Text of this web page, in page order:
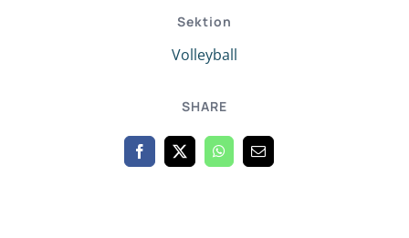
Sektion
Volleyball
SHARE